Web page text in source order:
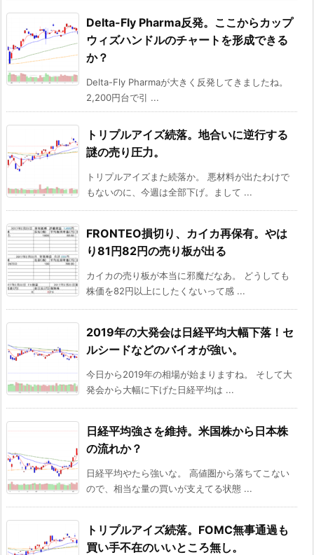
Delta-Fly Pharma反発。ここからカップ
ウィズハンドルのチャートを形成できる
か？
Delta-Fly Pharmaが大きく反発してきましたね。
2,200円台で引 ...
トリプルアイズ続落。地合いに逆行する
謎の売り圧力。
トリプルアイズまた続落か。 悪材料が出たわけで
もないのに、今週は全部下げ。まして ...
FRONTEO損切り、カイカ再保有。やは
り81円82円の売り板が出る
カイカの売り板が本当に邪魔だなあ。 どうしても
株価を82円以上にしたくないって感 ...
2019年の大発会は日経平均大幅下落！セ
ルシードなどのバイオが強い。
今日から2019年の相場が始まりますね。 そして大
発会から大幅に下げた日経平均は ...
日経平均強さを維持。米国株から日本株
の流れか？
日経平均やたら強いな。 高値圏から落ちてこない
ので、相当な量の買いが支えてる状態 ...
トリプルアイズ続落。FOMC無事通過も
買い手不在のいいところ無し。